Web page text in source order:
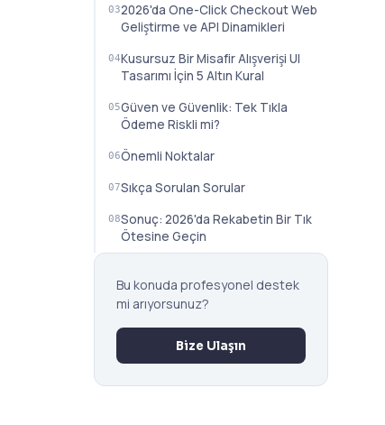
2026'da One-Click Checkout Web
Geliştirme ve API Dinamikleri
Kusursuz Bir Misafir Alışverişi UI
Tasarımı İçin 5 Altın Kural
Güven ve Güvenlik: Tek Tıkla
Ödeme Riskli mi?
Önemli Noktalar
Sıkça Sorulan Sorular
Sonuç: 2026'da Rekabetin Bir Tık
Ötesine Geçin
Bu konuda profesyonel destek
mi arıyorsunuz?
Bize Ulaşın